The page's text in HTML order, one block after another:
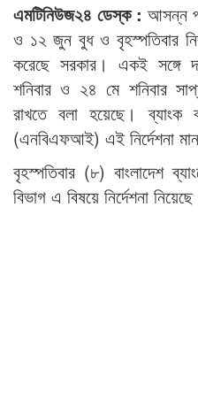
এমটিনিউজ২৪ ডেস্ক : আসন্ন
ও ১২ জুন বুধ ও বৃহস্পতিবার
করেছে সরকার। একই সঙ্গে
শনিবার ও ২৪ মে শনিবার
রাখতে বলা হয়েছে। ব্যাংক
(এনবিএফআই) এই নির্দেশনা
বৃহস্পতিবার (৮) বাংলাদেশ
বিভাগ এ বিষয়ে নির্দেশনা